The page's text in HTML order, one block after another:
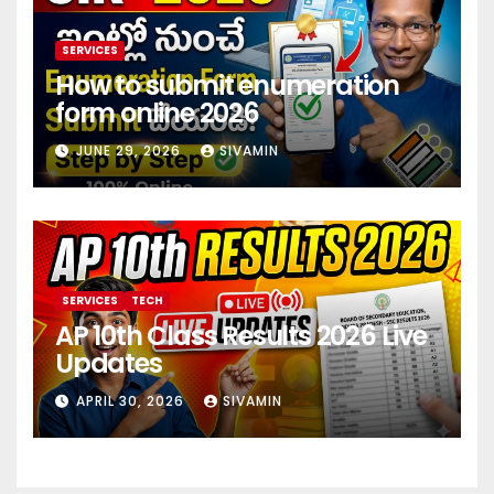
SERVICES
How to submit enumeration
form online 2026
JUNE 29, 2026 SIVAMIN
SERVICES TECH
AP 10th Class Results 2026 Live
Updates
APRIL 30, 2026 SIVAMIN